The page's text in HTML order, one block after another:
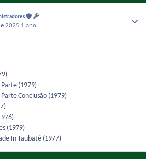
2025 1 ano
(1979)
Conclusão (1979)
(1979)
In Taubaté (1977)